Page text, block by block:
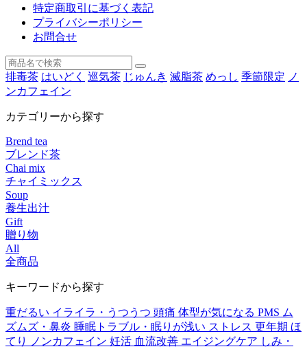
特定商取引に基づく表記
プライバシーポリシー
お問合せ
排毒茶 はいどく 巡気茶 じゅんき 滅脂茶 めっし 季節限定 ノ
ンカフェイン
カテゴリーから探す
Brend tea
ブレンド茶
Chai mix
チャイミックス
Soup
養生出汁
Gift
贈り物
All
全商品
キーワードから探す
重だるい イライラ・うつうつ 頭痛 体型が気になる PMS ム
ズムズ・鼻炎 睡眠トラブル・眠りが浅い ストレス 更年期 ほ
てり
ノンカフェイン 妊活 血流改善 エイジングケア しみ・